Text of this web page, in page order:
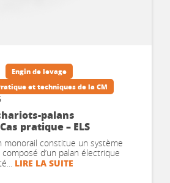
Engin de levage
et techniques de la CM
palans
pratique – ELS
monorail constitue un système
d’un palan électrique
LIRE LA SUITE